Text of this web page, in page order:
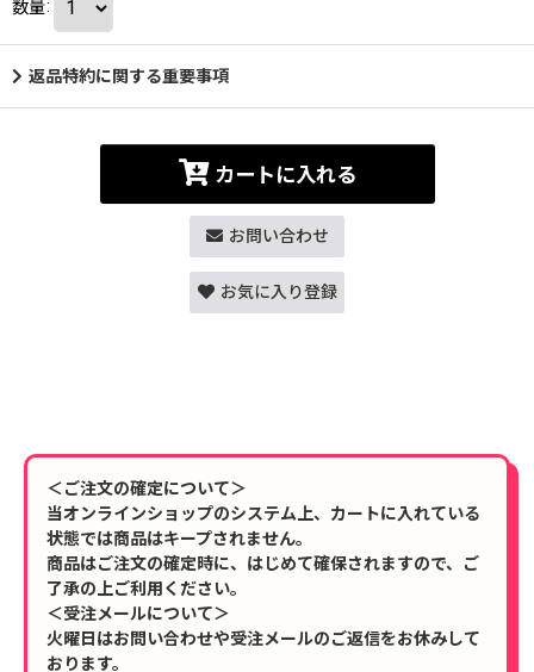
数量:
返品特約に関する重要事項
カートに入れる
お問い合わせ
お気に入り登録
＜ご注文の確定について＞
当オンラインショップのシステム上、カートに入れている
状態では商品はキープされません。
商品はご注文の確定時に、はじめて確保されますので、ご
了承の上ご利用ください。
＜受注メールについて＞
火曜日はお問い合わせや受注メールのご返信をお休みして
おります。